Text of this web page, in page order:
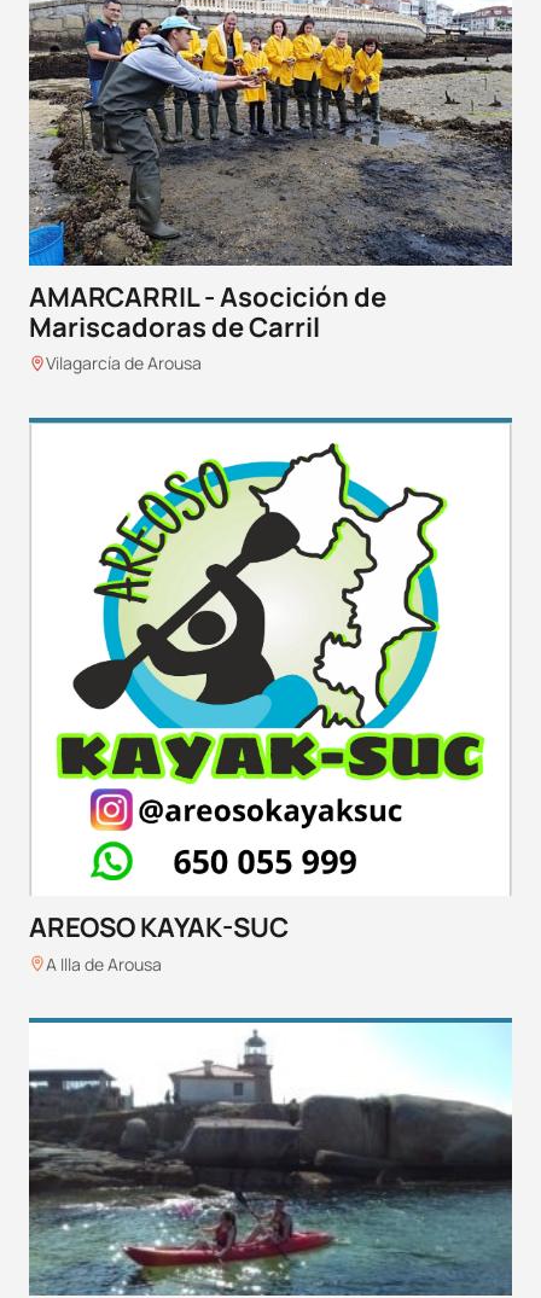
AMARCARRIL - Asocición de
Mariscadoras de Carril
Vilagarcía de Arousa
AREOSO KAYAK-SUC
A Illa de Arousa